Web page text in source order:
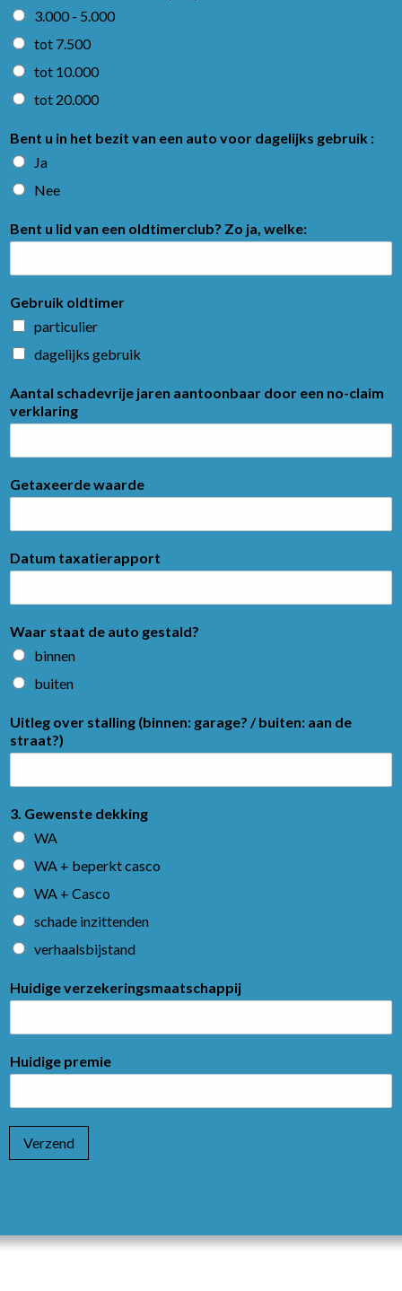
3.000 - 5.000
tot 7.500
tot 10.000
tot 20.000
Bent u in het bezit van een auto voor dagelijks gebruik :
Ja
Nee
Bent u lid van een oldtimerclub? Zo ja, welke:
Gebruik oldtimer
particulier
dagelijks gebruik
Aantal schadevrije jaren aantoonbaar door een no-claim
verklaring
Getaxeerde waarde
Datum taxatierapport
Waar staat de auto gestald?
binnen
buiten
Uitleg over stalling (binnen: garage? / buiten: aan de
straat?)
3. Gewenste dekking
WA
WA + beperkt casco
WA + Casco
schade inzittenden
verhaalsbijstand
Huidige verzekeringsmaatschappij
Huidige premie
Verzend